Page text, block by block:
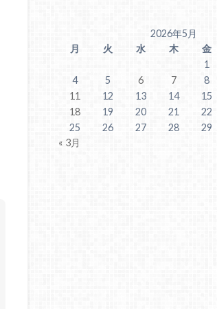
2026年5月
月
火 水 木 金
1
4
5 6 7 8
11
12 13 14 15
18
19 20 21 22
25
26 27 28 29
« 3月